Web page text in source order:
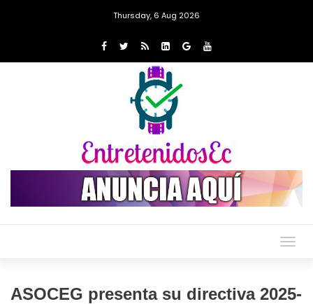
Thursday, 6 Aug 2026
ASOCEG presenta su directiva 2025-